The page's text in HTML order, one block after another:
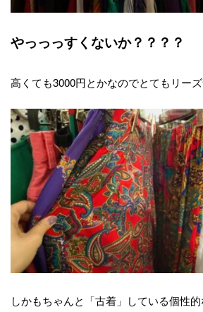
やっっっすくないか？？？？
高くても3000円とかなのでとてもリー
しかもちゃんと「古着」している個性